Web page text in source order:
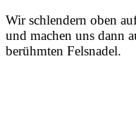
Wir schlendern oben
und machen uns dann
berühmten Felsnadel.